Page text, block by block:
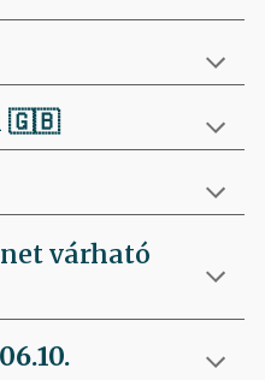
🇬🇧
várható